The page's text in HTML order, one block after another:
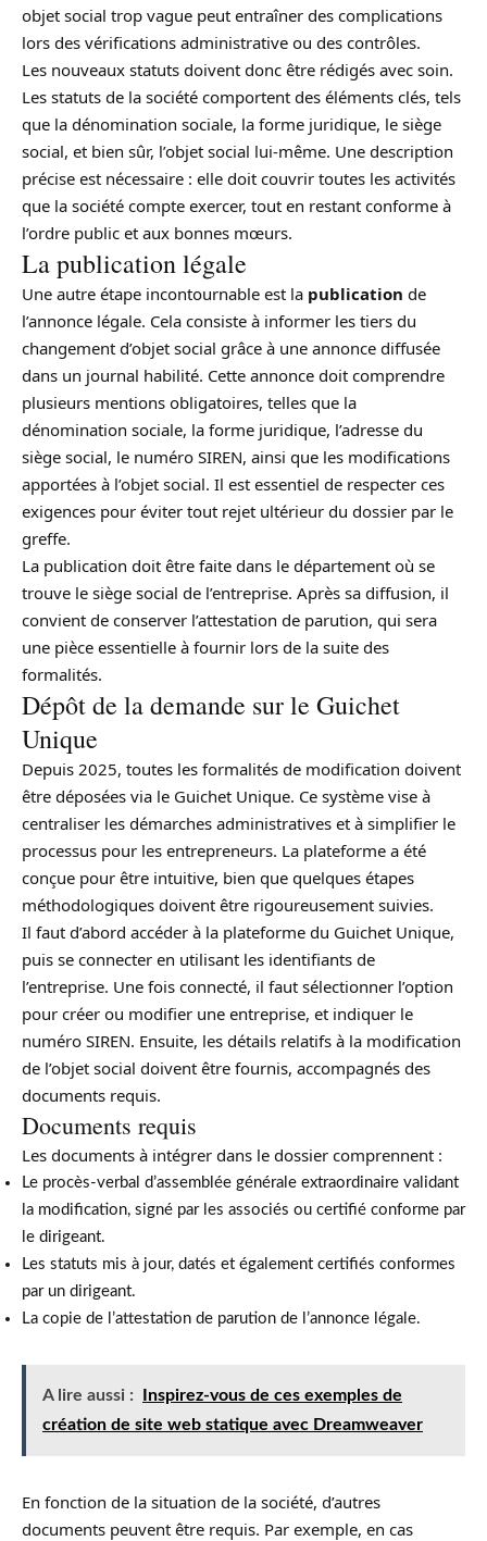
objet social trop vague peut entraîner des complications
lors des vérifications administrative ou des contrôles.
Les nouveaux statuts doivent donc être rédigés avec soin.
Les statuts de la société comportent des éléments clés, tels
que la dénomination sociale, la forme juridique, le siège
social, et bien sûr, l’objet social lui-même. Une description
précise est nécessaire : elle doit couvrir toutes les activités
que la société compte exercer, tout en restant conforme à
l’ordre public et aux bonnes mœurs.
La publication légale
Une autre étape incontournable est la publication de
l’annonce légale. Cela consiste à informer les tiers du
changement d’objet social grâce à une annonce diffusée
dans un journal habilité. Cette annonce doit comprendre
plusieurs mentions obligatoires, telles que la
dénomination sociale, la forme juridique, l’adresse du
siège social, le numéro SIREN, ainsi que les modifications
apportées à l’objet social. Il est essentiel de respecter ces
exigences pour éviter tout rejet ultérieur du dossier par le
greffe.
La publication doit être faite dans le département où se
trouve le siège social de l’entreprise. Après sa diffusion, il
convient de conserver l’attestation de parution, qui sera
une pièce essentielle à fournir lors de la suite des
formalités.
Dépôt de la demande sur le Guichet
Unique
Depuis 2025, toutes les formalités de modification doivent
être déposées via le Guichet Unique. Ce système vise à
centraliser les démarches administratives et à simplifier le
processus pour les entrepreneurs. La plateforme a été
conçue pour être intuitive, bien que quelques étapes
méthodologiques doivent être rigoureusement suivies.
Il faut d’abord accéder à la plateforme du Guichet Unique,
puis se connecter en utilisant les identifiants de
l’entreprise. Une fois connecté, il faut sélectionner l’option
pour créer ou modifier une entreprise, et indiquer le
numéro SIREN. Ensuite, les détails relatifs à la modification
de l’objet social doivent être fournis, accompagnés des
documents requis.
Documents requis
Les documents à intégrer dans le dossier comprennent :
Le procès-verbal d’assemblée générale extraordinaire validant
la modification, signé par les associés ou certifié conforme par
le dirigeant.
Les statuts mis à jour, datés et également certifiés conformes
par un dirigeant.
La copie de l’attestation de parution de l’annonce légale.
A lire aussi :
Inspirez-vous de ces exemples de
création de site web statique avec Dreamweaver
En fonction de la situation de la société, d’autres
documents peuvent être requis. Par exemple, en cas